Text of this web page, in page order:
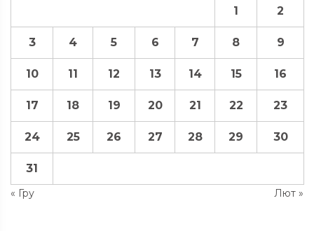
« Гру Лют »
1 2
3 4 5 6 7 8 9
10 11 12 13 14 15 16
17 18 19 20 21 22 23
24 25 26 27 28 29 30
31